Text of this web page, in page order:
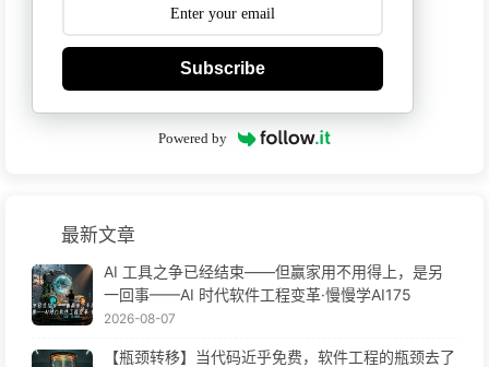
Subscribe
Powered by
最新文章
AI 工具之争已经结束——但赢家用不用得上，是另
一回事——AI 时代软件工程变革·慢慢学AI175
2026-08-07
【瓶颈转移】当代码近乎免费，软件工程的瓶颈去了